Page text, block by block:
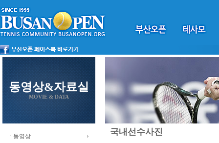
동영상&자료실
MOVIE & DATA
ㆍ동영상 국내선수사진